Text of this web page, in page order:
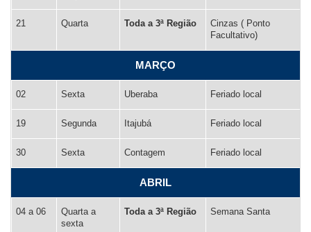
21 Quarta Toda a 3ª Região
Cinzas ( Ponto
Facultativo)
MARÇO
02 Sexta Uberaba Feriado local
19 Segunda Itajubá Feriado local
30 Sexta Contagem Feriado local
ABRIL
04 a 06
Quarta a
sexta
Toda a 3ª Região Semana Santa